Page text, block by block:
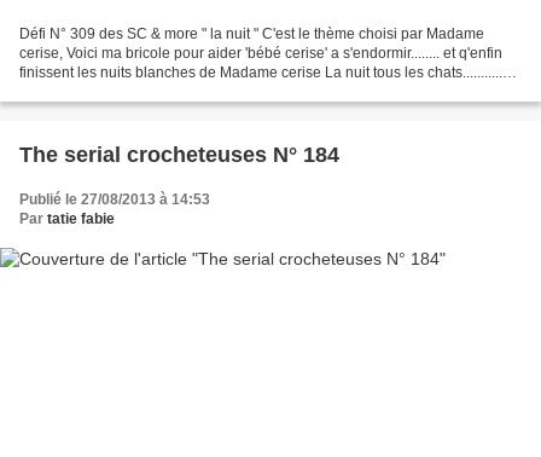
Défi N° 309 des SC & more " la nuit " C'est le thème choisi par Madame
cerise, Voici ma bricole pour aider 'bébé cerise' a s'endormir........ et q'enfin
finissent les nuits blanches de Madame cerise La nuit tous les chats...........
The serial crocheteuses N° 184
Publié le 27/08/2013 à 14:53
Par tatie fabie